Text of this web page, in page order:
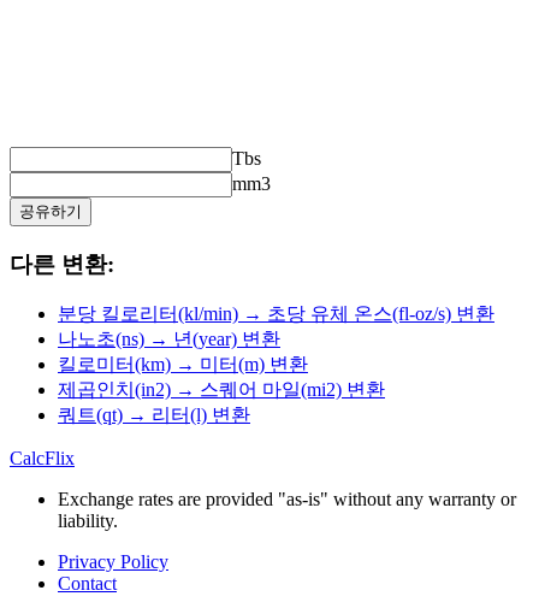
Tbs
mm3
공유하기
다른 변환:
분당 킬로리터(kl/min) → 초당 유체 온스(fl-oz/s) 변환
나노초(ns) → 년(year) 변환
킬로미터(km) → 미터(m) 변환
제곱인치(in2) → 스퀘어 마일(mi2) 변환
쿼트(qt) → 리터(l) 변환
CalcFlix
Exchange rates are provided "as-is" without any warranty or
liability.
Privacy Policy
Contact